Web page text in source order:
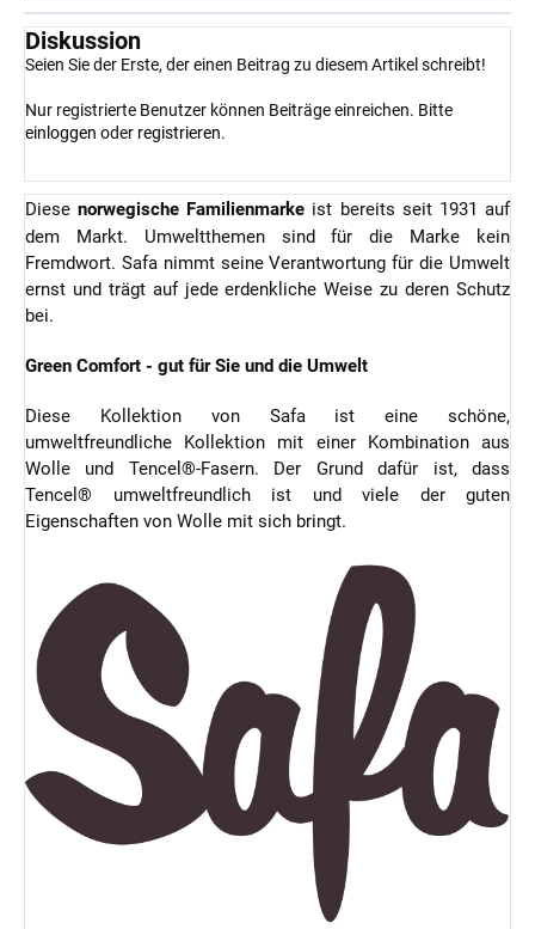
Diskussion
Seien Sie der Erste, der einen Beitrag zu diesem Artikel schreibt!
Nur registrierte Benutzer können Beiträge einreichen. Bitte
einloggen oder registrieren.
Diesenorwegische Familienmarke ist bereits seit 1931 auf
dem Markt. Umweltthemen sind für die Marke kein
Fremdwort. Safa nimmt seine Verantwortung für die Umwelt
ernst und trägt auf jede erdenkliche Weise zu deren Schutz
bei.
Green Comfort - gut für Sie und die Umwelt
Diese Kollektion von Safa ist eine schöne,
umweltfreundliche Kollektion mit einer Kombination aus
Wolle und Tencel®-Fasern. Der Grund dafür ist, dass
Tencel® umweltfreundlich ist und viele der guten
Eigenschaften von Wolle mit sich bringt.